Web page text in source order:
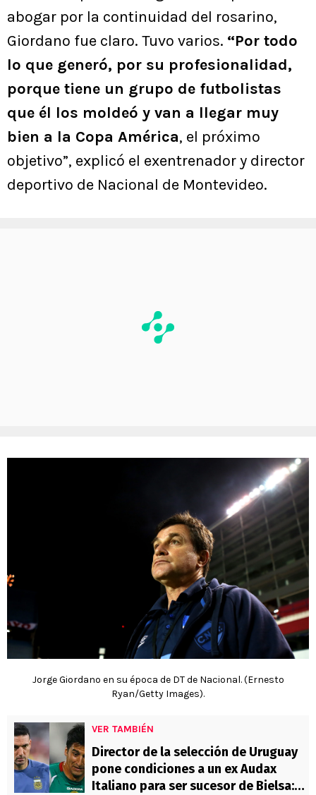
abogar por la continuidad del rosarino,
Giordano fue claro. Tuvo varios. “Por todo
lo que generó, por su profesionalidad,
porque tiene un grupo de futbolistas
que él los moldeó y van a llegar muy
bien a la Copa América, el próximo
objetivo”, explicó el exentrenador y director
deportivo de Nacional de Montevideo.
Jorge Giordano en su época de DT de Nacional. (Ernesto
Ryan/Getty Images).
VER TAMBIÉN
Director de la selección de Uruguay
pone condiciones a un ex Audax
Italiano para ser sucesor de Bielsa: